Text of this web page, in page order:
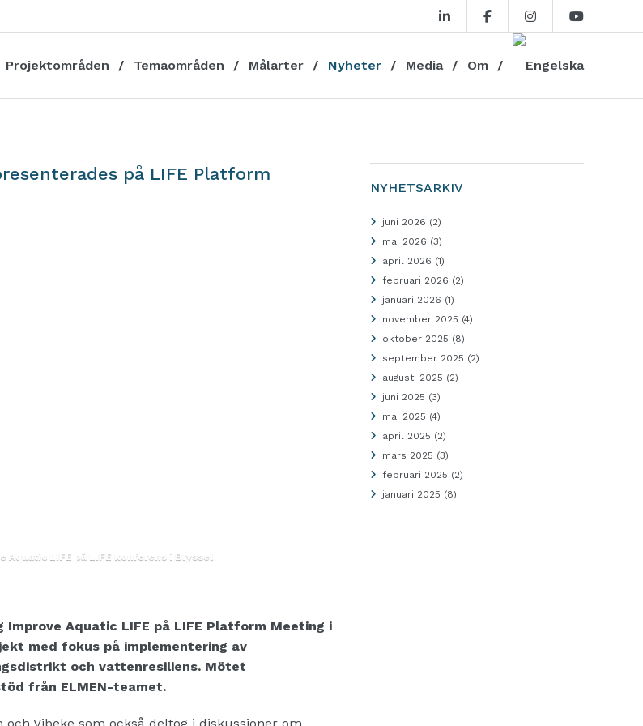
Projektområden Temaområden Målarter Nyheter Media Om
på LIFE Platform
Aquatic LIFE på LIFE konferens i Bryssel
Improve Aquatic LIFE på LIFE Platform Meeting i
med fokus på implementering av
och vattenresiliens. Mötet
från ELMEN-teamet.
NYHETSARKIV
juni 2026 (2)
maj 2026 (3)
april 2026 (1)
februari 2026 (2)
januari 2026 (1)
november 2025 (4)
oktober 2025 (8)
september 2025 (2)
augusti 2025 (2)
juni 2025 (3)
maj 2025 (4)
april 2025 (2)
mars 2025 (3)
februari 2025 (2)
januari 2025 (8)